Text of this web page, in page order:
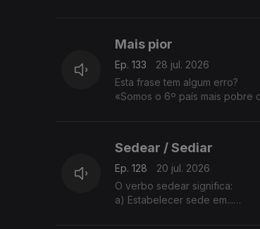
Mais pior
Ep. 133
28 jul. 2026
Esta frase tem algum erro?
«Somos o 6º país mais pobre
Sedear / Sediar
Ep. 128
20 jul. 2026
O verbo sedear significa:
a) Estabelecer sede em...